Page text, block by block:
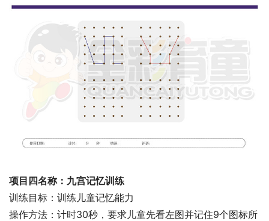
项目四名称：九宫记忆训练
训练目标：训练儿童记忆能力
操作方法：计时30秒，要求儿童先看左图并记住9个图标所